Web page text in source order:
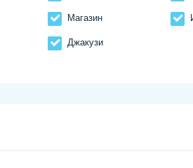
Магазин
Джакузи